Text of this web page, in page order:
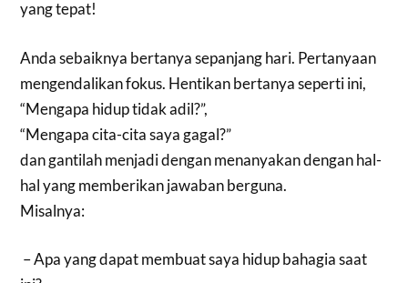
yang tepat!
Anda sebaiknya bertanya sepanjang hari. Pertanyaan
mengendalikan fokus. Hentikan bertanya seperti ini,
“Mengapa hidup tidak adil?”,
“Mengapa cita-cita saya gagal?”
dan gantilah menjadi dengan menanyakan dengan hal-
hal yang memberikan jawaban berguna.
Misalnya:
– Apa yang dapat membuat saya hidup bahagia saat